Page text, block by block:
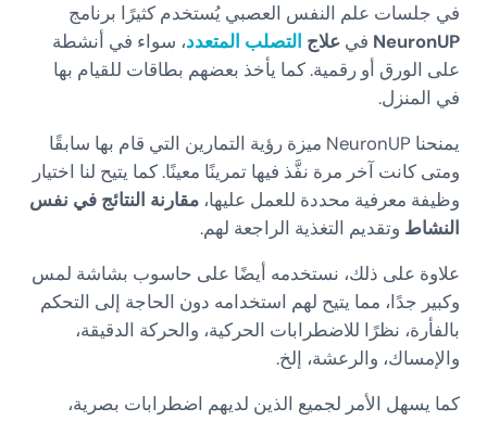
في جلسات علم النفس العصبي يُستخدم كثيرًا برنامج
NeuronUP في علاج التصلب المتعدد، سواء في أنشطة
على الورق أو رقمية. كما يأخذ بعضهم بطاقات للقيام بها
في المنزل.
يمنحنا NeuronUP ميزة رؤية التمارين التي قام بها سابقًا
ومتى كانت آخر مرة نفَّذ فيها تمرينًا معينًا. كما يتيح لنا اختيار
وظيفة معرفية محددة للعمل عليها، مقارنة النتائج في نفس
النشاط وتقديم التغذية الراجعة لهم.
علاوة على ذلك، نستخدمه أيضًا على حاسوب بشاشة لمس
وكبير جدًا، مما يتيح لهم استخدامه دون الحاجة إلى التحكم
بالفأرة، نظرًا للاضطرابات الحركية، والحركة الدقيقة،
والإمساك، والرعشة، إلخ.
كما يسهل الأمر لجميع الذين لديهم اضطرابات بصرية،